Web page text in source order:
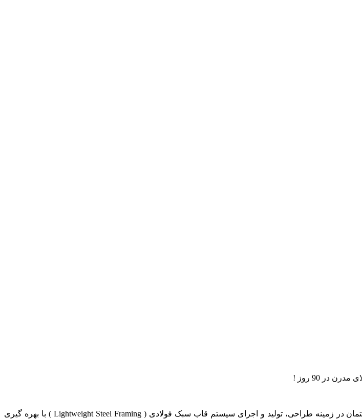
در 90 روز !
شرکت پیام دشت پارس مجری تخصصی سازه های فولادی سبک LSF با هدف ارتقاء صنعت ساختمان در زمینه طراحی، تولید و اجرای سیستم قاب سبک فولادی ( Lightweight Steel Framing ) با بهره گیری